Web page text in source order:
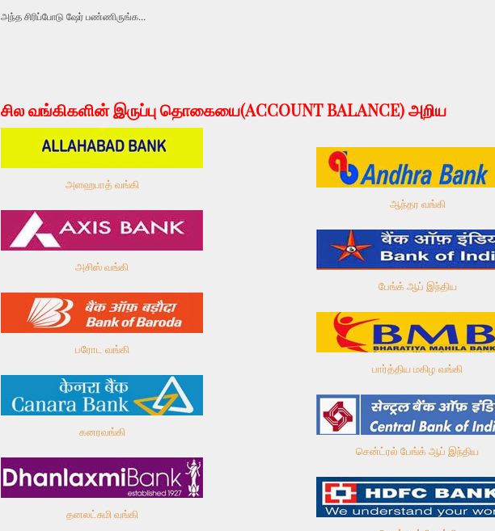
அந்த சிரிப்போடு ஷேர் பண்ணிருங்க...
சில வங்கிகளின் இருப்பு தொகையை(ACCOUNT BALANCE) அறிய
அளஹபாத் வங்கி
ஆந்தர வங்கி
அசிஸ் வங்கி
பேங்க் ஆப் இந்திய
பரோட வங்கி
பார்த்திய மகிழ வங்கி
கனரவங்கி
சென்ட்ரல் பேங்க் ஆப் இந்திய
தனலட்சுமி வங்கி